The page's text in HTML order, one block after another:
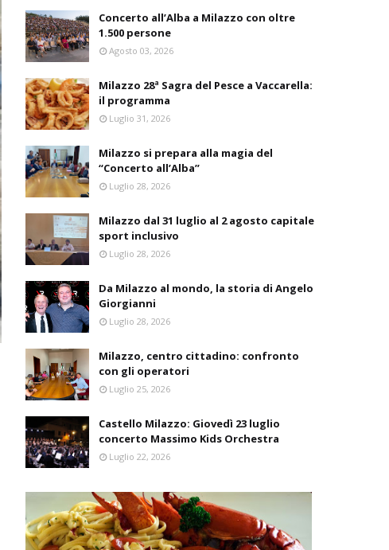
Concerto all’Alba a Milazzo con oltre
1.500 persone
Agosto 03, 2026
Milazzo 28ª Sagra del Pesce a Vaccarella:
il programma
Luglio 31, 2026
Milazzo si prepara alla magia del
“Concerto all’Alba”
Luglio 28, 2026
Milazzo dal 31 luglio al 2 agosto capitale
sport inclusivo
Luglio 28, 2026
Da Milazzo al mondo, la storia di Angelo
Giorgianni
Luglio 28, 2026
Milazzo, centro cittadino: confronto
con gli operatori
Luglio 25, 2026
Castello Milazzo: Giovedì 23 luglio
concerto Massimo Kids Orchestra
Luglio 22, 2026